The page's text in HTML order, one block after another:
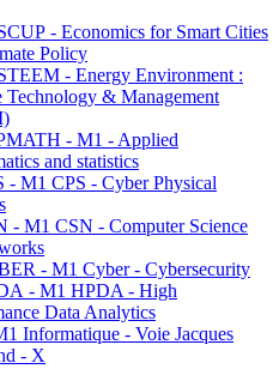
- Economics for Smart Cities
Policy
- Energy Environment :
Technology & Management
- M1 - Applied
and statistics
- M1 CPS - Cyber Physical
- M1 CSN - Computer Science
- M1 Cyber - Cybersecurity
- M1 HPDA - High
Data Analytics
Informatique - Voie Jacques
- X